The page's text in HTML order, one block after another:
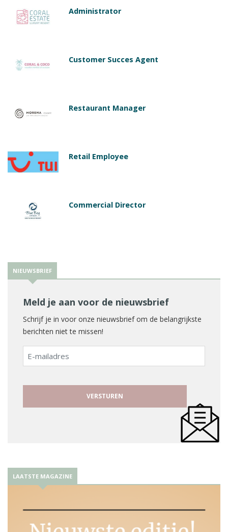
Administrator
Customer Succes Agent
Restaurant Manager
Retail Employee
Commercial Director
NIEUWSBRIEF
Meld je aan voor de nieuwsbrief
Schrijf je in voor onze nieuwsbrief om de belangrijkste
berichten niet te missen!
E-
mailadres
LAATSTE MAGAZINE